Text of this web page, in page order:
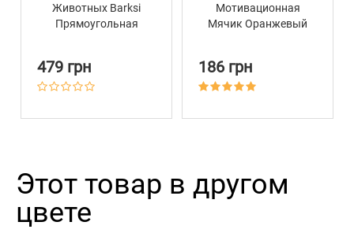
Животных Barksi
Прямоугольная
479 грн
Мотивационная
Мячик Оранжевый
186 грн
Этот товар в другом
цвете